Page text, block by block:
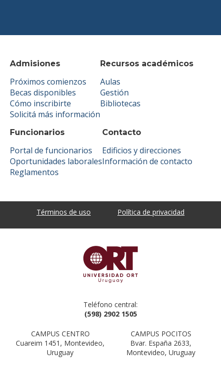
Admisiones
Próximos comienzos
Becas disponibles
Cómo inscribirte
Solicitá más información
Recursos académicos
Aulas
Gestión
Bibliotecas
Funcionarios
Portal de funcionarios
Oportunidades laborales
Reglamentos
Contacto
Edificios y direcciones
Información de contacto
Términos de uso Política de privacidad
Teléfono central:
(598) 2902 1505
CAMPUS CENTRO
Cuareim 1451, Montevideo,
Uruguay
CAMPUS POCITOS
Bvar. España 2633,
Montevideo, Uruguay